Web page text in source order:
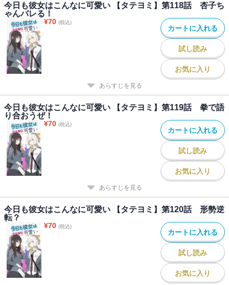
今日も彼女はこんなに可愛い 【タテヨミ】第118話 杏子ち
ゃんバレる！
¥70 (税込)
カートに入れる
試し読み
お気に入り
あらすじを見る
今日も彼女はこんなに可愛い 【タテヨミ】第119話 拳で語
り合おうぜ！
¥70 (税込)
カートに入れる
試し読み
お気に入り
あらすじを見る
今日も彼女はこんなに可愛い 【タテヨミ】第120話 形勢逆
転？
¥70 (税込)
カートに入れる
試し読み
お気に入り